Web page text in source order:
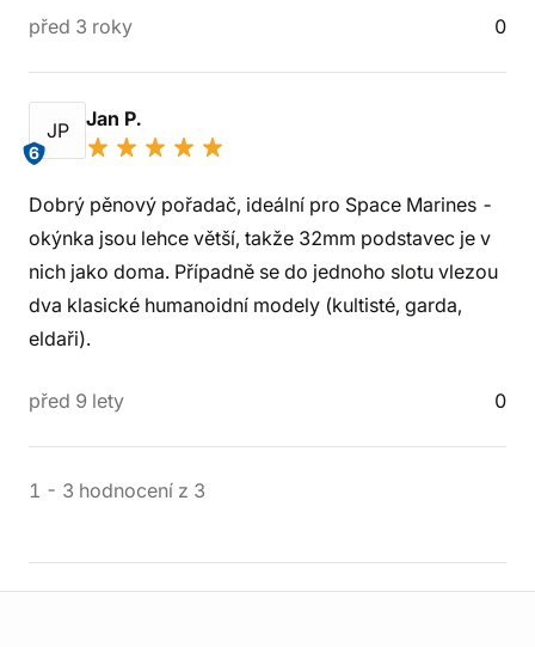
před 3 roky 0
JP
6
Jan P.
Dobrý pěnový pořadač, ideální pro Space Marines -
okýnka jsou lehce větší, takže 32mm podstavec je v
nich jako doma. Případně se do jednoho slotu vlezou
dva klasické humanoidní modely (kultisté, garda,
eldaři).
před 9 lety 0
1 - 3 hodnocení z 3